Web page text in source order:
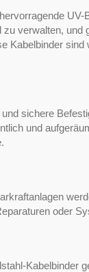
UV-
verwalten, und
Kabelbinder
sichere
und
oder
Kabelbinder